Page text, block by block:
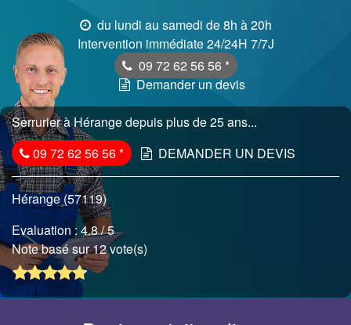
du lundi au samedi de 8h à 20h
Intervention immédiate 24/24H 7/7J
09 72 62 56 56 *
Demander un devis
Serrurier à Hérange depuis plus de 25 ans...
09 72 62 56 56* DEMANDER UN DEVIS
Hérange (57119)
Evaluation :4.8/ 5
Note basé sur 12 vote(s)